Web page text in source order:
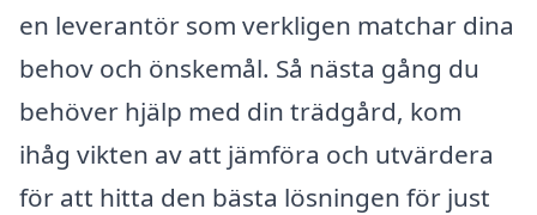
en leverantör som verkligen matchar dina
behov och önskemål. Så nästa gång du
behöver hjälp med din trädgård, kom
ihåg vikten av att jämföra och utvärdera
för att hitta den bästa lösningen för just